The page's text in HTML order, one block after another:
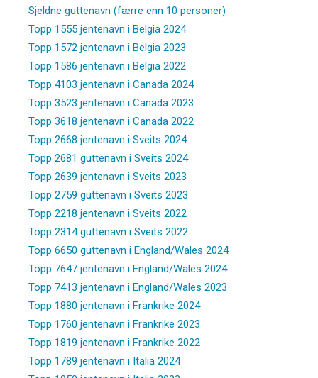
Sjeldne guttenavn (færre enn 10 personer)
Topp 1555 jentenavn i Belgia 2024
Topp 1572 jentenavn i Belgia 2023
Topp 1586 jentenavn i Belgia 2022
Topp 4103 jentenavn i Canada 2024
Topp 3523 jentenavn i Canada 2023
Topp 3618 jentenavn i Canada 2022
Topp 2668 jentenavn i Sveits 2024
Topp 2681 guttenavn i Sveits 2024
Topp 2639 jentenavn i Sveits 2023
Topp 2759 guttenavn i Sveits 2023
Topp 2218 jentenavn i Sveits 2022
Topp 2314 guttenavn i Sveits 2022
Topp 6650 guttenavn i England/Wales 2024
Topp 7647 jentenavn i England/Wales 2024
Topp 7413 jentenavn i England/Wales 2023
Topp 1880 jentenavn i Frankrike 2024
Topp 1760 jentenavn i Frankrike 2023
Topp 1819 jentenavn i Frankrike 2022
Topp 1789 jentenavn i Italia 2024